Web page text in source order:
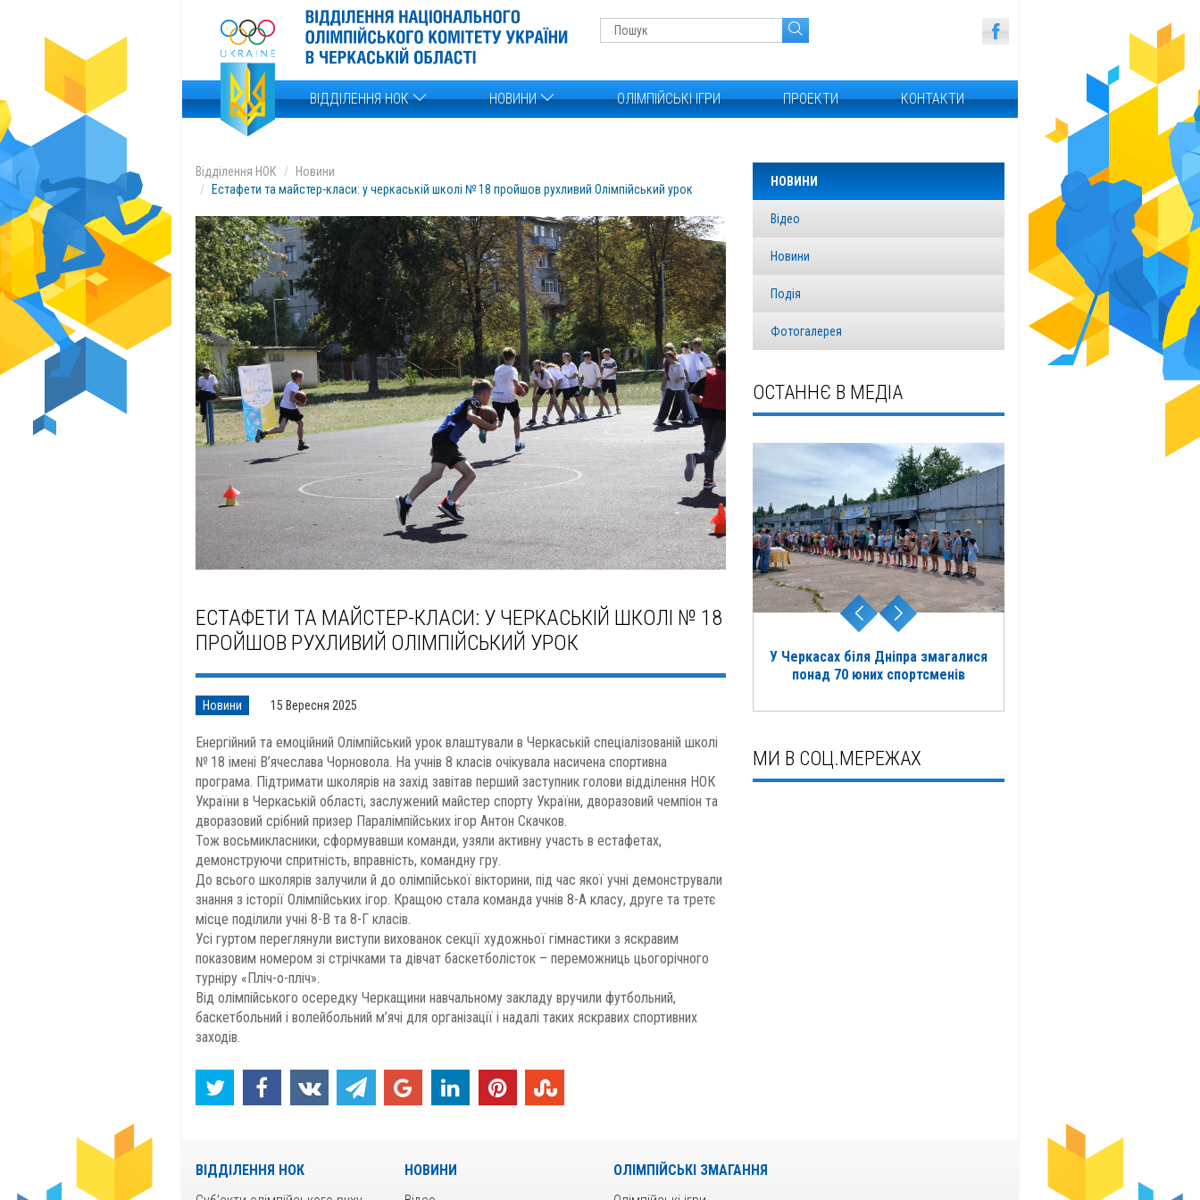
ВІДДІЛЕННЯ НОК НОВИНИ ОЛІМПІЙСЬКІ ІГРИ ПРОЕКТИ КОНТАКТИ
Відділення НОК
Новини
Естафети та майстер-класи: у черкаській школі № 18 пройшов рухливий Олімпійський урок
ЕСТАФЕТИ ТА МАЙСТЕР-КЛАСИ: У ЧЕРКАСЬКІЙ ШКОЛІ № 18
ПРОЙШОВ РУХЛИВИЙ ОЛІМПІЙСЬКИЙ УРОК
Новини 15 Вересня 2025
Енергійний та емоційний Олімпійський урок влаштували в Черкаській спеціалізованій школі
№ 18 імені В’ячеслава Чорновола. На учнів 8 класів очікувала насичена спортивна
програма. Підтримати школярів на захід завітав перший заступник голови відділення НОК
України в Черкаській області, заслужений майстер спорту України, дворазовий чемпіон та
дворазовий срібний призер Паралімпійських ігор Антон Скачков.
Тож восьмикласники, сформувавши команди, узяли активну участь в естафетах,
демонструючи спритність, вправність, командну гру.
До всього школярів залучили й до олімпійської вікторини, під час якої учні демонстрували
знання з історії Олімпійських ігор. Кращою стала команда учнів 8-А класу, друге та третє
місце поділили учні 8-В та 8-Г класів.
Усі гуртом переглянули виступи вихованок секції художньої гімнастики з яскравим
показовим номером зі стрічками та дівчат баскетболісток – переможниць цьогорічного
турніру «Пліч-о-пліч».
Від олімпійського осередку Черкащини навчальному закладу вручили футбольний,
баскетбольний і волейбольний м’ячі для організації і надалі таких яскравих спортивних
заходів.
НОВИНИ
Відео
Новини
Подія
Фотогалерея
ОСТАННЄ В МЕДІА
У Черкасах біля Дніпра змагалися
понад 70 юних спортсменів
МИ В СОЦ.МЕРЕЖАХ
ВІДДІЛЕННЯ НОК
НОВИНИ
ОЛІМПІЙСЬКІ ЗМАГАННЯ